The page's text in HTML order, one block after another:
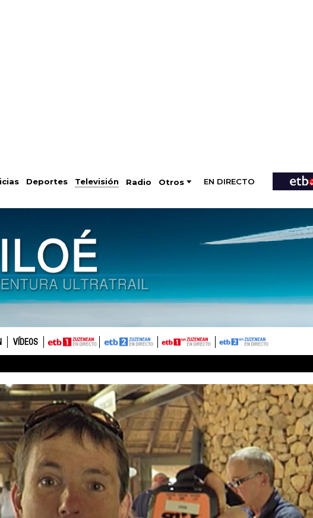
Deportes Televisión Radio Otros EN DIRECTO
VÍDEOS